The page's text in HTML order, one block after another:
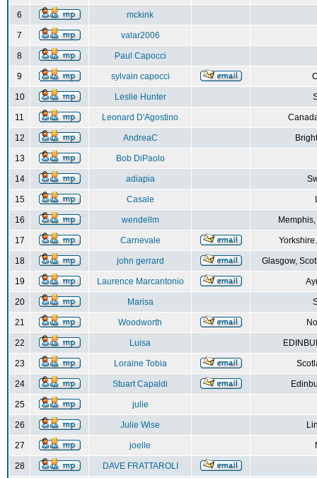
6 mckink
7 valar2006
8 Paul Capocci
9 sylvain capocci
10 Leslie Hunter
11 Leonard D'Agostino
12 AndreaC
13 Bob DiPaolo
14 adiapia
15 Casale
16 wendellm
17 Carnevale
18 john gerrard Glasgow,
19 Laurence Marcantonio
20 Marisa
21 Woodworth
22 Luisa
23 Loraine Tobia
24 Stuart Capaldi
25 julie
26 Julie Wise
27 joelle
28 DAVE FRATTAROLI